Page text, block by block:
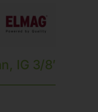
IG 3/8′